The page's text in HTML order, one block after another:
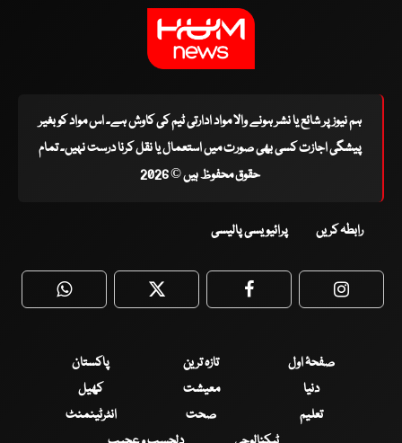
ہم نیوز پر شائع یا نشر ہونے والا مواد ادارتی ٹیم کی کاوش ہے۔ اس مواد کو بغیر
پیشگی اجازت کسی بھی صورت میں استعمال یا نقل کرنا درست نہیں۔ تمام
حقوق محفوظ ہیں © 2026
رابطہ کریں پرائیویسی پالیسی
WhatsApp Twitter Facebook
صفحۂ اول تازہ ترین
پاکستان
دنیا
معیشت
کھیل
تعلیم
صحت
انٹرٹینمنٹ